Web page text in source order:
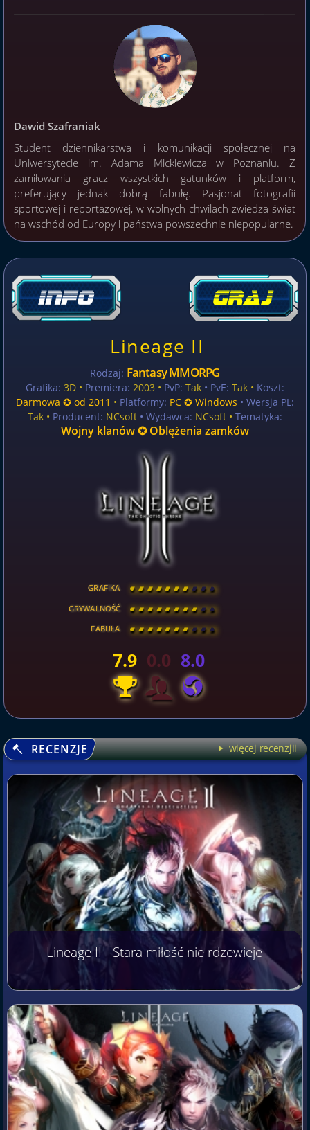
Dawid Szafraniak
Student dziennikarstwa i komunikacji społecznej na
Uniwersytecie im. Adama Mickiewicza w Poznaniu. Z
zamiłowania gracz wszystkich gatunków i platform,
preferujący jednak dobrą fabułę. Pasjonat fotografii
sportowej i reportażowej, w wolnych chwilach zwiedza świat
na wschód od Europy i państwa powszechnie niepopularne.
Lineage II
Rodzaj: Fantasy MMORPG
Grafika: 3D • Premiera: 2003 • PvP: Tak• PvE: Tak • Koszt:
Darmowa ✪ od 2011 • Platformy: PC ✪ Windows • Wersja PL:
Tak• Producent: NCsoft• Wydawca: NCsoft • Tematyka:
Wojny klanów ✪ Oblężenia zamków
GRAFIKA [ \ \ \ \ \ \ \ \ ]
GRYWALNOŚĆ [ \ \ \ \ \ \ \ \ ]
FABUŁA [ \ \ \ \ \ \ \ \ ]
7.9 0.0 8.0
RECENZJE więcej recenzjii
Lineage II - Stara miłość nie rdzewieje